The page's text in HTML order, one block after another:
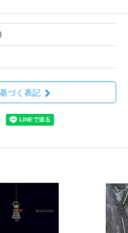
づく表記